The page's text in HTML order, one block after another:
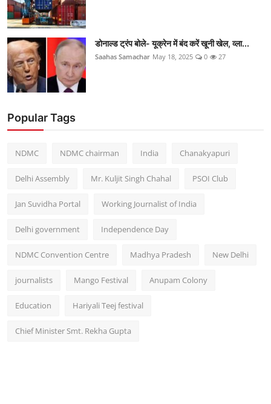
डोनाल्ड ट्रंप बोले- यूक्रेन में बंद करें खूनी खेल, व्ला...
Saahas Samachar May 18, 2025 0 27
Popular Tags
NDMC NDMC chairman India Chanakyapuri
Delhi Assembly Mr. Kuljit Singh Chahal PSOI Club
Jan Suvidha Portal Working Journalist of India
Delhi government Independence Day
NDMC Convention Centre Madhya Pradesh New Delhi
journalists Mango Festival Anupam Colony
Education Hariyali Teej festival
Chief Minister Smt. Rekha Gupta